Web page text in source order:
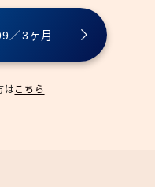
／3ヶ月
はこちら